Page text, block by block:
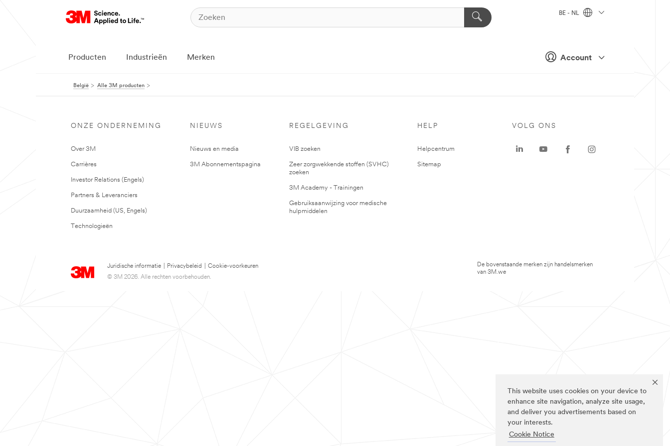
This website uses cookies on your device to
enhance site navigation, analyze site usage,
and deliver you advertisements based on
your interests.
Cookie Notice
Account
BE - NL
Producten Industrieën Merken
België Alle 3M producten
ONZE ONDERNEMING
Over 3M
Carrières
Investor Relations (Engels)
Partners & Leveranciers
Duurzaamheid (US, Engels)
Technologieën
NIEUWS
Nieuws en media
3M Abonnementspagina
REGELGEVING
VIB zoeken
Zeer zorgwekkende stoffen (SVHC)
zoeken
3M Academy - Trainingen
Gebruiksaanwijzing voor medische
hulpmiddelen
HELP
Helpcentrum
Sitemap
Juridische informatie Privacybeleid
Cookie-voorkeuren
© 3M 2026. Alle rechten voorbehouden.
VOLG ONS
De bovenstaande merken zijn handelsmerken
van 3M.we